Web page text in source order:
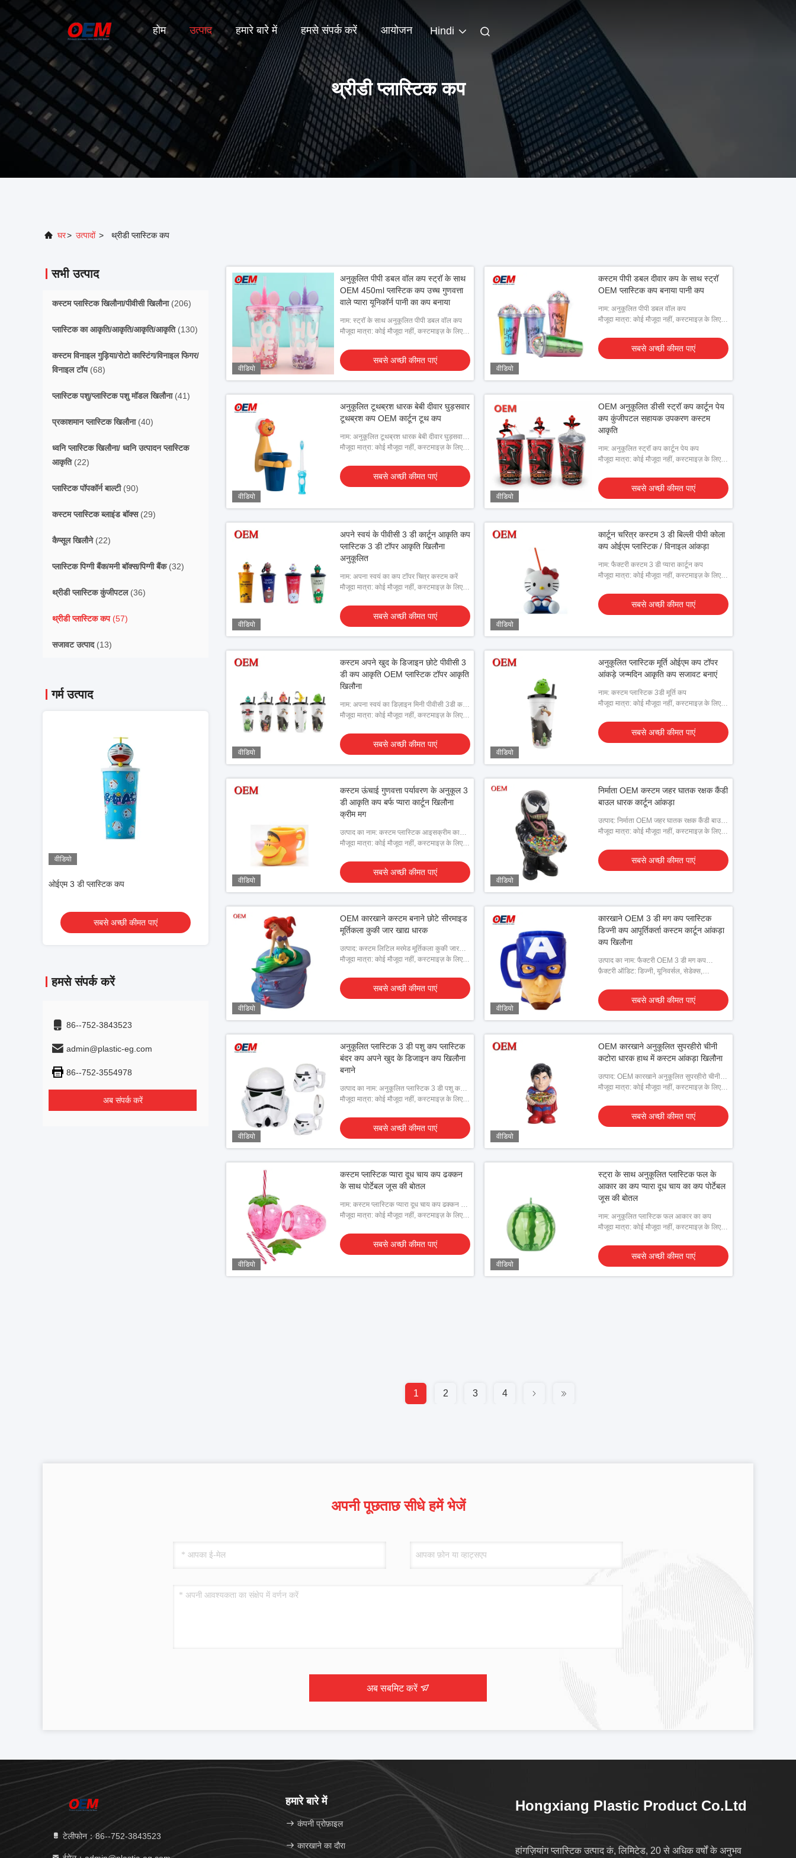
होम उत्पाद हमारे बारे में हमसे संपर्क करें आयोजन Hindi
थ्रीडी प्लास्टिक कप
घर> उत्पादों > थ्रीडी प्लास्टिक कप
सभी उत्पाद
कस्टम प्लास्टिक खिलौना/पीवीसी खिलौना(206)
प्लास्टिक का आकृति/आकृति/आकृति/आकृति(130)
कस्टम विनाइल गुड़िया/रोटो कास्टिंग/विनाइल फिगर/
विनाइल टॉय(68)
प्लास्टिक पशु/प्लास्टिक पशु मॉडल खिलौना(41)
प्रकाशमान प्लास्टिक खिलौना(40)
ध्वनि प्लास्टिक खिलौना/ ध्वनि उत्पादन प्लास्टिक
आकृति(22)
प्लास्टिक पॉपकॉर्न बाल्टी(90)
कस्टम प्लास्टिक ब्लाइंड बॉक्स(29)
कैप्सूल खिलौने(22)
प्लास्टिक पिग्गी बैंक/मनी बॉक्स/पिग्गी बैंक(32)
थ्रीडी प्लास्टिक कुंजीपटल(36)
थ्रीडी प्लास्टिक कप(57)
सजावट उत्पाद(13)
गर्म उत्पाद
वीडियो
ओईएम 3 डी प्लास्टिक कप
सबसे अच्छी कीमत पाएं
ओईएम 3 डी प्लास्टिक कप
सबसे अच्छी कीमत पाएं
हमसे संपर्क करें
86--752-3843523
admin@plastic-eg.com
86--752-3554978
अब संपर्क करें
वीडियो
अनुकूलित पीपी डबल वॉल कप स्ट्रॉ के साथ
OEM 450ml प्लास्टिक कप उच्च गुणवत्ता
वाले प्यारा यूनिकॉर्न पानी का कप बनाया
नाम: स्ट्रॉ के साथ अनुकूलित पीपी डबल वॉल कप
मौजूदा मात्रा: कोई मौजूदा नहीं, कस्टमाइज़ के लिए
सबसे अच्छी कीमत पाएं
वीडियो
कस्टम पीपी डबल दीवार कप के साथ स्ट्रॉ
OEM प्लास्टिक कप बनाया पानी कप
नाम: अनुकूलित पीपी डबल वॉल कप
मौजूदा मात्रा: कोई मौजूदा नहीं, कस्टमाइज़ के लिए
सबसे अच्छी कीमत पाएं
वीडियो
अनुकूलित टूथब्रश धारक बेबी दीवार घुड़सवार
टूथब्रश कप OEM कार्टून टूथ कप
नाम: अनुकूलित टूथब्रश धारक बेबी दीवार घुड़सवार
टूथब्रश कप
मौजूदा मात्रा: कोई मौजूदा नहीं, कस्टमाइज़ के लिए
सबसे अच्छी कीमत पाएं
वीडियो
OEM अनुकूलित डीसी स्ट्रॉ कप कार्टून पेय
कप कुंजीपटल सहायक उपकरण कस्टम
आकृति
नाम: अनुकूलित स्ट्रॉ कप कार्टून पेय कप
मौजूदा मात्रा: कोई मौजूदा नहीं, कस्टमाइज़ के लिए
सबसे अच्छी कीमत पाएं
वीडियो
अपने स्वयं के पीवीसी 3 डी कार्टून आकृति कप
प्लास्टिक 3 डी टॉपर आकृति खिलौना
अनुकूलित
नाम: अपना स्वयं का कप टॉपर चित्र कस्टम करें
मौजूदा मात्रा: कोई मौजूदा नहीं, कस्टमाइज़ के लिए
सबसे अच्छी कीमत पाएं
वीडियो
कार्टून चरित्र कस्टम 3 डी बिल्ली पीपी कोला
कप ओईएम प्लास्टिक / विनाइल आंकड़ा
नाम: फैक्टरी कस्टम 3 डी प्यारा कार्टून कप
मौजूदा मात्रा: कोई मौजूदा नहीं, कस्टमाइज़ के लिए
सबसे अच्छी कीमत पाएं
वीडियो
कस्टम अपने खुद के डिजाइन छोटे पीवीसी 3
डी कप आकृति OEM प्लास्टिक टॉपर आकृति
खिलौना
नाम: अपना स्वयं का डिज़ाइन मिनी पीवीसी 3डी कप
चित्र कस्टम करें
मौजूदा मात्रा: कोई मौजूदा नहीं, कस्टमाइज़ के लिए
सबसे अच्छी कीमत पाएं
वीडियो
अनुकूलित प्लास्टिक मूर्ति ओईएम कप टॉपर
आंकड़े जन्मदिन आकृति कप सजावट बनाएं
नाम: कस्टम प्लास्टिक 3डी मूर्ति कप
मौजूदा मात्रा: कोई मौजूदा नहीं, कस्टमाइज़ के लिए
सबसे अच्छी कीमत पाएं
वीडियो
कस्टम ऊंचाई गुणवत्ता पर्यावरण के अनुकूल 3
डी आकृति कप बर्फ प्यारा कार्टून खिलौना
क्रीम मग
उत्पाद का नाम: कस्टम प्लास्टिक आइसक्रीम कार्टून
कप
मौजूदा मात्रा: कोई मौजूदा नहीं, कस्टमाइज़ के लिए
सबसे अच्छी कीमत पाएं
वीडियो
निर्माता OEM कस्टम जहर घातक रक्षक कैंडी
बाउल धारक कार्टून आंकड़ा
उत्पाद: निर्माता OEM जहर घातक रक्षक कैंडी बाउल
धारक
मौजूदा मात्रा: कोई मौजूदा नहीं, कस्टमाइज़ के लिए
सबसे अच्छी कीमत पाएं
वीडियो
OEM कारखाने कस्टम बनाने छोटे सीरमाइड
मूर्तिकला कुकी जार खाद्य धारक
उत्पाद: कस्टम लिटिल मरमेड मूर्तिकला कुकी जार
खाद्य धारक
मौजूदा मात्रा: कोई मौजूदा नहीं, कस्टमाइज़ के लिए
सबसे अच्छी कीमत पाएं
वीडियो
कारखाने OEM 3 डी मग कप प्लास्टिक
डिज्नी कप आपूर्तिकर्ता कस्टम कार्टून आंकड़ा
कप खिलौना
उत्पाद का नाम: फैक्टरी OEM 3 डी मग कप
प्लास्टिक डिज्नी कप आपूर्तिकर्ता
फ़ैक्टरी ऑडिट: डिज्नी, यूनिवर्सल, सेडेक्स,
सबसे अच्छी कीमत पाएं
वीडियो
अनुकूलित प्लास्टिक 3 डी पशु कप प्लास्टिक
बंदर कप अपने खुद के डिजाइन कप खिलौना
बनाने
उत्पाद का नाम: अनुकूलित प्लास्टिक 3 डी पशु कप
प्लास्टिक बंदर कप
मौजूदा मात्रा: कोई मौजूदा नहीं, कस्टमाइज़ के लिए
सबसे अच्छी कीमत पाएं
वीडियो
OEM कारखाने अनुकूलित सुपरहीरो चीनी
कटोरा धारक हाथ में कस्टम आंकड़ा खिलौना
उत्पाद: OEM कारखाने अनुकूलित सुपरहीरो चीनी
कटोरा धारक हाथ में
मौजूदा मात्रा: कोई मौजूदा नहीं, कस्टमाइज़ के लिए
सबसे अच्छी कीमत पाएं
वीडियो
कस्टम प्लास्टिक प्यारा दूध चाय कप ढक्कन
के साथ पोर्टेबल जूस की बोतल
नाम: कस्टम प्लास्टिक प्यारा दूध चाय कप ढक्कन के
साथ पोर्टेबल जूस की बोतल
मौजूदा मात्रा: कोई मौजूदा नहीं, कस्टमाइज़ के लिए
सबसे अच्छी कीमत पाएं
वीडियो
स्ट्रा के साथ अनुकूलित प्लास्टिक फल के
आकार का कप प्यारा दूध चाय का कप पोर्टेबल
जूस की बोतल
नाम: अनुकूलित प्लास्टिक फल आकार का कप
मौजूदा मात्रा: कोई मौजूदा नहीं, कस्टमाइज़ के लिए
सबसे अच्छी कीमत पाएं
1 2 3 4
अपनी पूछताछ सीधे हमें भेजें
अब सबमिट करें
टेलीफोन：86--752-3843523
हमारे बारे में
कंपनी प्रोफ़ाइल
कारखाने का दौरा
Hongxiang Plastic Product Co.Ltd
हांगज़ियांग प्लास्टिक उत्पाद कं, लिमिटेड, 20 से अधिक वर्षों के अनुभव